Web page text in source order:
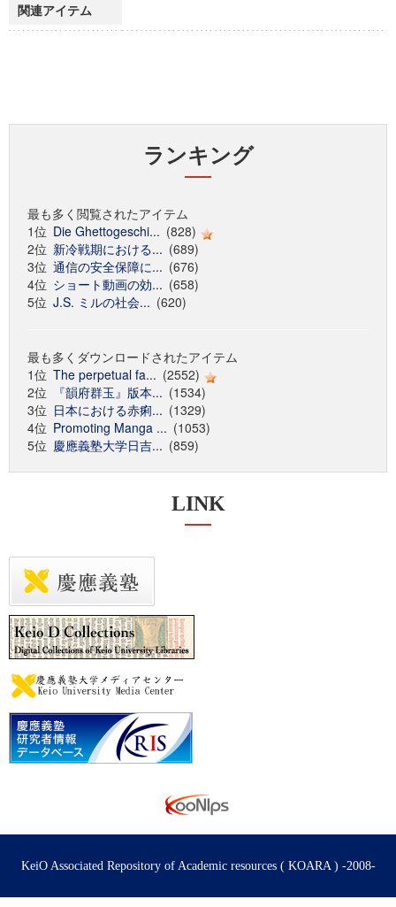
関連アイテム
ランキング
最も多く閲覧されたアイテム
1位 Die Ghettogeschi... (828)
2位 新冷戦期における... (689)
3位 通信の安全保障に... (676)
4位 ショート動画の効... (658)
5位 J.S. ミルの社会... (620)
最も多くダウンロードされたアイテム
1位 The perpetual fa... (2552)
2位
『韻府群玉』版本... (1534)
3位 日本における赤痢... (1329)
4位 Promoting Manga ... (1053)
5位 慶應義塾大学日吉... (859)
LINK
KeiO Associated Repository of Academic resources ( KOARA ) -2008-